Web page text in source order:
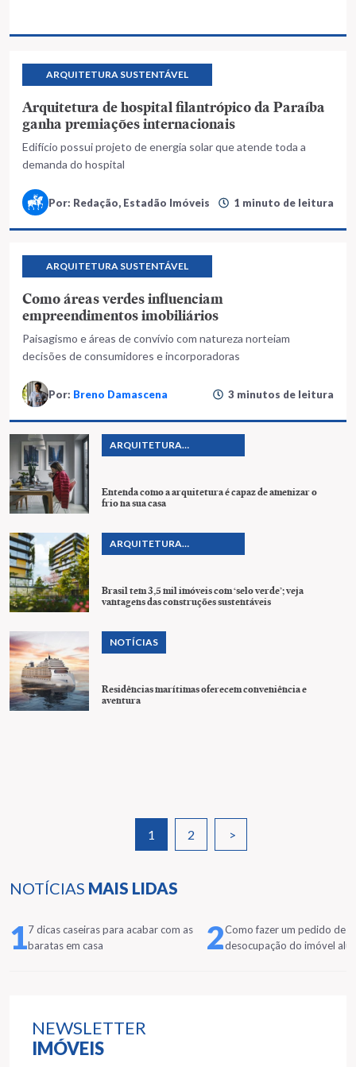
NOTÍCIAS MAIS LIDAS
17 dicas caseiras para acabar com as
baratas em casa
2Como fazer um pedido de
desocupação do imóvel
NEWSLETTER
IMÓVEIS
ARQUITETURA SUSTENTÁVEL
Arquitetura de hospital filantrópico da Paraíba
ganha premiações internacionais
Edifício possui projeto de energia solar que atende toda a
demanda do hospital
Por: Redação, Estadão Imóveis 1 minuto de leitura
ARQUITETURA SUSTENTÁVEL
Como áreas verdes influenciam
empreendimentos imobiliários
Paisagismo e áreas de convívio com natureza norteiam
decisões de consumidores e incorporadoras
Por: Breno Damascena 3 minutos de leitura
ARQUITETURA
Entenda como a arquitetura é capaz de amenizar o
frio na sua casa
ARQUITETURA
Brasil tem 3,5 mil imóveis com ‘selo verde’; veja
vantagens das construções sustentáveis
NOTÍCIAS
Residências marítimas oferecem conveniência e
aventura
1 2 >